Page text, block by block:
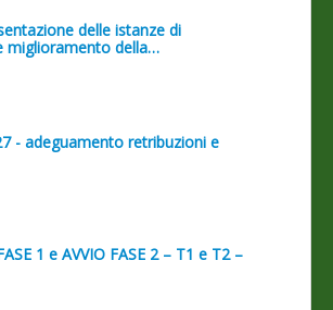
delle istanze di
miglioramento della…
- adeguamento retribuzioni e
1 e AVVIO FASE 2 – T1 e T2 –